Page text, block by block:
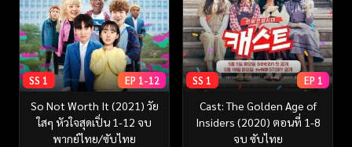
SS 1 EP 1-12
So Not Worth It (2021) วัย
ใสๆ หัวใจสุดเปิ่น 1-12 จบ
พากย์ไทย/ซับไทย
SS 1 EP 1
Cast: The Golden Age of
Insiders (2020) ตอนที่ 1-8
จบ ซับไทย